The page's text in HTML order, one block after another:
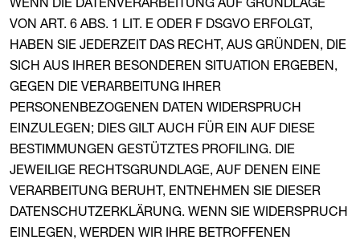
VON ART. 6 ABS. 1 LIT. E ODER F DSGVO ERFOLGT,
HABEN SIE JEDERZEIT DAS RECHT, AUS GRÜNDEN, DIE
SICH AUS IHRER BESONDEREN SITUATION ERGEBEN,
GEGEN DIE VERARBEITUNG IHRER
PERSONENBEZOGENEN DATEN WIDERSPRUCH
EINZULEGEN; DIES GILT AUCH FÜR EIN AUF DIESE
BESTIMMUNGEN GESTÜTZTES PROFILING. DIE
JEWEILIGE RECHTSGRUNDLAGE, AUF DENEN EINE
VERARBEITUNG BERUHT, ENTNEHMEN SIE DIESER
DATENSCHUTZERKLÄRUNG. WENN SIE WIDERSPRUCH
EINLEGEN, WERDEN WIR IHRE BETROFFENEN